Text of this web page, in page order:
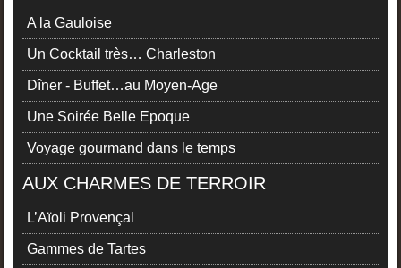
A la Gauloise
Un Cocktail très… Charleston
Dîner - Buffet…au Moyen-Age
Une Soirée Belle Epoque
Voyage gourmand dans le temps
AUX CHARMES DE TERROIR
L’Aïoli Provençal
Gammes de Tartes